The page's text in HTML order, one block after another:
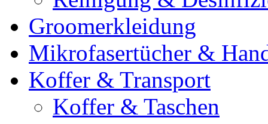
Groomerkleidung
Mikrofasertücher &
Koffer & Transport
Koffer & Taschen